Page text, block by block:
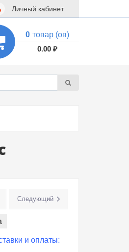
Личный кабинет
0 товар (ов)
0.00 ₽
Следующий
и оплаты: